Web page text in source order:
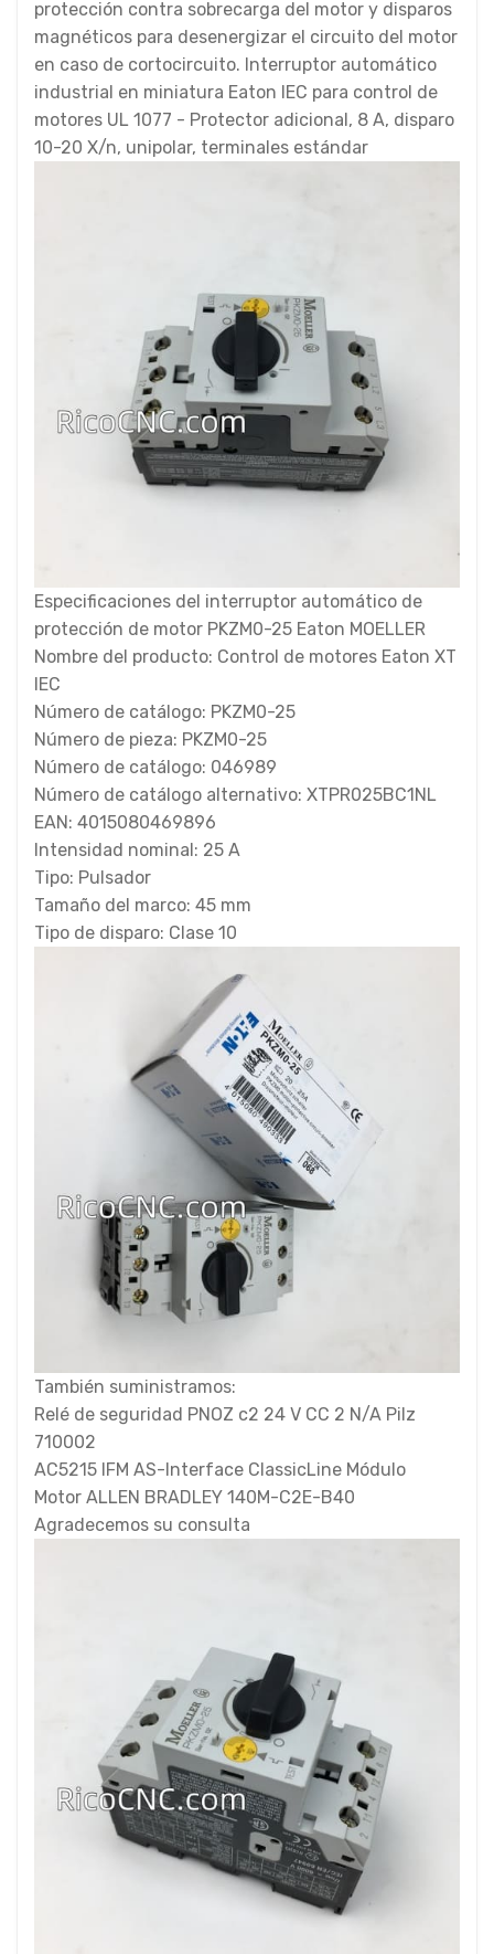
protección contra sobrecarga del motor y disparos
magnéticos para desenergizar el circuito del motor
en caso de cortocircuito. Interruptor automático
industrial en miniatura Eaton IEC para control de
motores UL 1077 - Protector adicional, 8 A, disparo
10-20 X/n, unipolar, terminales estándar
Especificaciones del interruptor automático de
protección de motor PKZM0-25 Eaton MOELLER
Nombre del producto: Control de motores Eaton XT
IEC
Número de catálogo: PKZM0-25
Número de pieza: PKZM0-25
Número de catálogo: 046989
Número de catálogo alternativo: XTPR025BC1NL
EAN: 4015080469896
Intensidad nominal: 25 A
Tipo: Pulsador
Tamaño del marco: 45 mm
Tipo de disparo: Clase 10
También suministramos:
Relé de seguridad PNOZ c2 24 V CC 2 N/A Pilz
710002
AC5215 IFM AS-Interface ClassicLine Módulo
Motor ALLEN BRADLEY 140M-C2E-B40
Agradecemos su consulta